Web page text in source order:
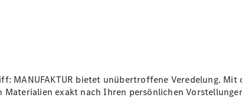
Rückrufe
Ersatzteile
Accessories
MANUFAKTUR bietet unübertroffene Veredelung.
Materialien exakt nach Ihren persönlichen